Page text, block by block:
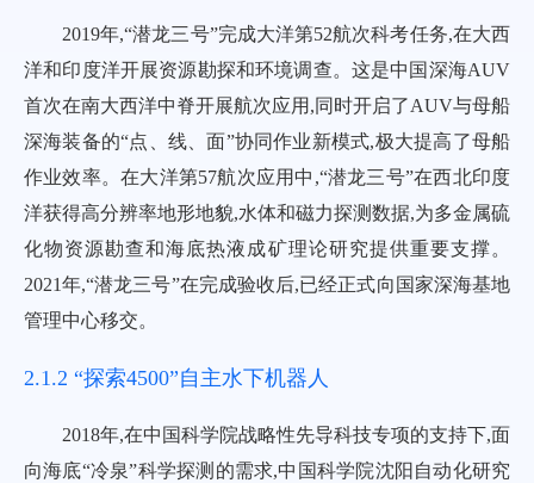
2019年,“潜龙三号”完成大洋第52航次科考任务,在大西
洋和印度洋开展资源勘探和环境调查。这是中国深海AUV
首次在南大西洋中脊开展航次应用,同时开启了AUV与母船
深海装备的“点、线、面”协同作业新模式,极大提高了母船
作业效率。在大洋第57航次应用中,“潜龙三号”在西北印度
洋获得高分辨率地形地貌,水体和磁力探测数据,为多金属硫
化物资源勘查和海底热液成矿理论研究提供重要支撑。
2021年,“潜龙三号”在完成验收后,已经正式向国家深海基地
管理中心移交。
2.1.2 “探索4500”自主水下机器人
2018年,在中国科学院战略性先导科技专项的支持下,面
向海底“冷泉”科学探测的需求,中国科学院沈阳自动化研究